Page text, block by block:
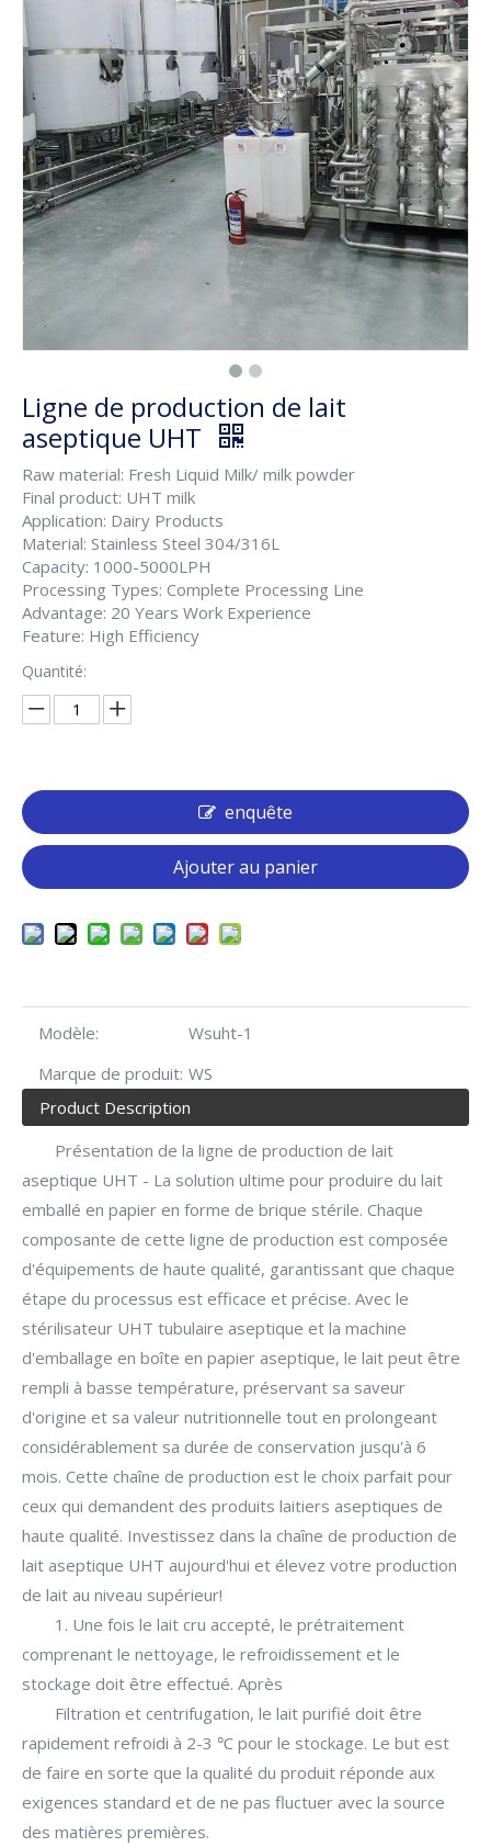
Ligne de production de lait
aseptique UHT
Raw material: Fresh Liquid Milk/ milk powder
Final product: UHT milk
Application: Dairy Products
Material: Stainless Steel 304/316L
Capacity: 1000-5000LPH
Processing Types: Complete Processing Line
Advantage: 20 Years Work Experience
Feature: High Efficiency
Quantité:
enquête
Ajouter au panier
Modèle:
Wsuht-1
Marque de produit: WS
Product Description
Présentation de la ligne de production de lait
aseptique UHT - La solution ultime pour produire du lait
emballé en papier en forme de brique stérile. Chaque
composante de cette ligne de production est composée
d'équipements de haute qualité, garantissant que chaque
étape du processus est efficace et précise. Avec le
stérilisateur UHT tubulaire aseptique et la machine
d'emballage en boîte en papier aseptique, le lait peut être
rempli à basse température, préservant sa saveur
d'origine et sa valeur nutritionnelle tout en prolongeant
considérablement sa durée de conservation jusqu'à 6
mois. Cette chaîne de production est le choix parfait pour
ceux qui demandent des produits laitiers aseptiques de
haute qualité. Investissez dans la chaîne de production de
lait aseptique UHT aujourd'hui et élevez votre production
de lait au niveau supérieur!
1. Une fois le lait cru accepté, le prétraitement
comprenant le nettoyage, le refroidissement et le
stockage doit être effectué. Après
Filtration et centrifugation, le lait purifié doit être
rapidement refroidi à 2-3 ℃ pour le stockage. Le but est
de faire en sorte que la qualité du produit réponde aux
exigences standard et de ne pas fluctuer avec la source
des matières premières.